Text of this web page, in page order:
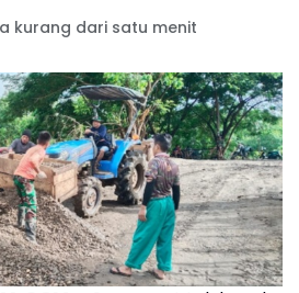
kurang dari satu menit